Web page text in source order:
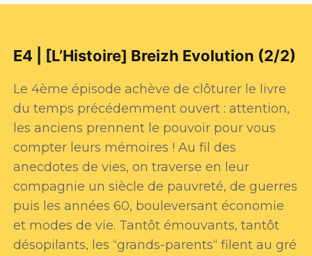
E4 | [L’Histoire] Breizh Evolution (2/2)
Le 4ème épisode achève de clôturer le livre
du temps précédemment ouvert : attention,
les anciens prennent le pouvoir pour vous
compter leurs mémoires ! Au fil des
anecdotes de vies, on traverse en leur
compagnie un siècle de pauvreté, de guerres
puis les années 60, bouleversant économie
et modes de vie. Tantôt émouvants, tantôt
désopilants, les “grands-parents“ filent au gré